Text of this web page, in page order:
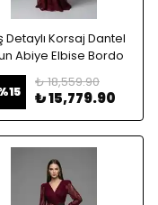
Detaylı Korsaj Dantel
Abiye Elbise Bordo
15
₺ 18,559.90
₺ 15,779.90